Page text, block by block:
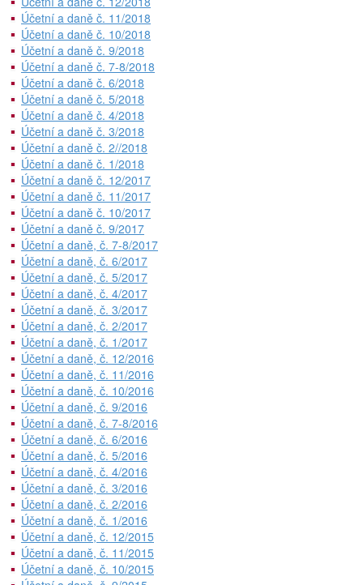
Účetní a daně č. 11/2018
Účetní a daně č. 10/2018
Účetní a daně č. 9/2018
Účetní a daně č. 7-8/2018
Účetní a daně č. 6/2018
Účetní a daně č. 5/2018
Účetní a daně č. 4/2018
Účetní a daně č. 3/2018
Účetní a daně č. 2//2018
Účetní a daně č. 1/2018
Účetní a daně č. 12/2017
Účetní a daně č. 11/2017
Účetní a daně č. 10/2017
Účetní a daně č. 9/2017
Účetní a daně, č. 7-8/2017
Účetní a daně, č. 6/2017
Účetní a daně, č. 5/2017
Účetní a daně, č. 4/2017
Účetní a daně, č. 3/2017
Účetní a daně, č. 2/2017
Účetní a daně, č. 1/2017
Účetní a daně, č. 12/2016
Účetní a daně, č. 11/2016
Účetní a daně, č. 10/2016
Účetní a daně, č. 9/2016
Účetní a daně, č. 7-8/2016
Účetní a daně, č. 6/2016
Účetní a daně, č. 5/2016
Účetní a daně, č. 4/2016
Účetní a daně, č. 3/2016
Účetní a daně, č. 2/2016
Účetní a daně, č. 1/2016
Účetní a daně, č. 12/2015
Účetní a daně, č. 11/2015
Účetní a daně, č. 10/2015